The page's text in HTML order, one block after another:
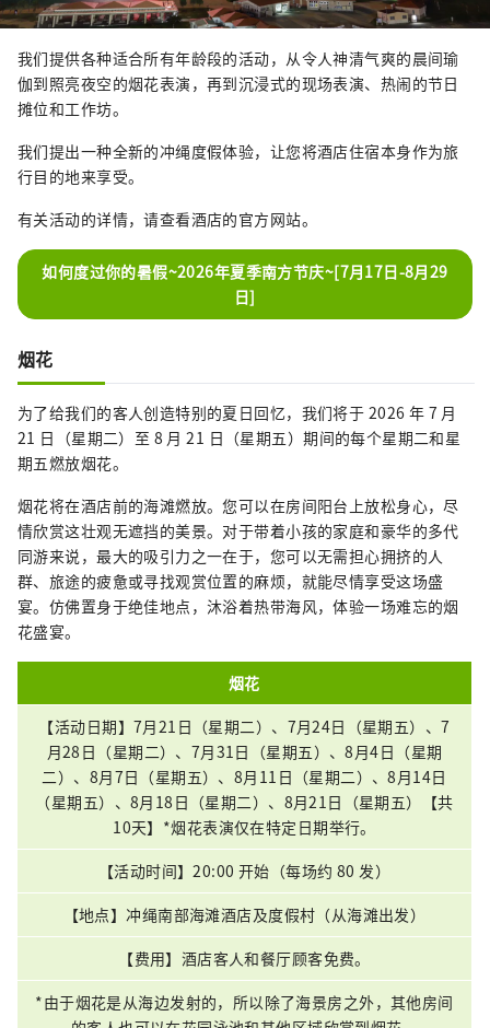
我们提供各种适合所有年龄段的活动，从令人神清气爽的晨间瑜
伽到照亮夜空的烟花表演，再到沉浸式的现场表演、热闹的节日
摊位和工作坊。
我们提出一种全新的冲绳度假体验，让您将酒店住宿本身作为旅
行目的地来享受。
有关活动的详情，请查看酒店的官方网站。
如何度过你的暑假~2026年夏季南方节庆~[7月17日-8月29
日]
烟花
为了给我们的客人创造特别的夏日回忆，我们将于 2026 年 7 月
21 日（星期二）至 8 月 21 日（星期五）期间的每个星期二和星
期五燃放烟花。
烟花将在酒店前的海滩燃放。您可以在房间阳台上放松身心，尽
情欣赏这壮观无遮挡的美景。对于带着小孩的家庭和豪华的多代
同游来说，最大的吸引力之一在于，您可以无需担心拥挤的人
群、旅途的疲惫或寻找观赏位置的麻烦，就能尽情享受这场盛
宴。仿佛置身于绝佳地点，沐浴着热带海风，体验一场难忘的烟
花盛宴。
烟花
【活动日期】7月21日（星期二）、7月24日（星期五）、7
月28日（星期二）、7月31日（星期五）、8月4日（星期
二）、8月7日（星期五）、8月11日（星期二）、8月14日
（星期五）、8月18日（星期二）、8月21日（星期五）【共
10天】*烟花表演仅在特定日期举行。
【活动时间】20:00 开始（每场约 80 发）
【地点】冲绳南部海滩酒店及度假村（从海滩出发）
【费用】酒店客人和餐厅顾客免费。
*由于烟花是从海边发射的，所以除了海景房之外，其他房间